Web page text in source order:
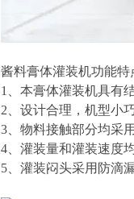
酱料膏体灌装机功能特
1、本膏体灌装机具有
2、设计合理，机型小
3、物料接触部分均采
4、灌装量和灌装速度
5、灌装闷头采用防滴